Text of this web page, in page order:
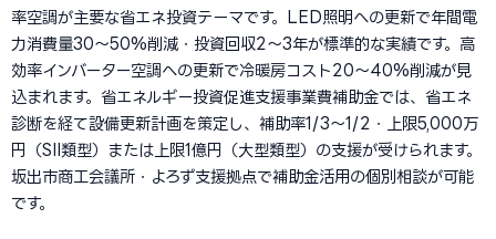
率空調が主要な省エネ投資テーマです。LED照明への更新で年間電
力消費量30〜50%削減・投資回収2〜3年が標準的な実績です。高
効率インバーター空調への更新で冷暖房コスト20〜40%削減が見
込まれます。省エネルギー投資促進支援事業費補助金では、省エネ
診断を経て設備更新計画を策定し、補助率1/3〜1/2・上限5,000万
円（SII類型）または上限1億円（大型類型）の支援が受けられます。
坂出市商工会議所・よろず支援拠点で補助金活用の個別相談が可能
です。